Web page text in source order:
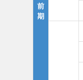
前
期